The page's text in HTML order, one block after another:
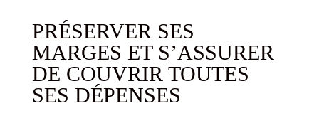
PRÉSERVER SES
MARGES ET S’ASSURER
DE COUVRIR TOUTES
SES DÉPENSES